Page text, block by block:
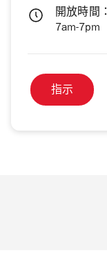
開放時間：
7am-7pm
指示